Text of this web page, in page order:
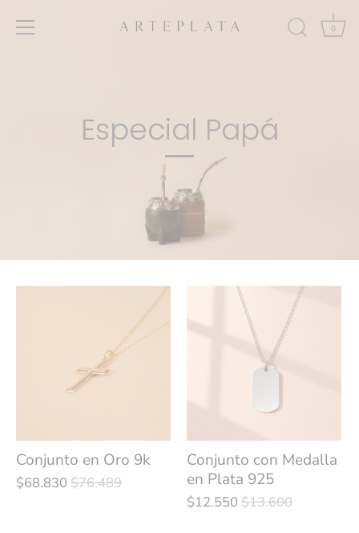
0
Especial Papá
Conjunto en Oro 9k
$68.830 $76.489
Conjunto con Medalla
en Plata 925
$12.550 $13.600